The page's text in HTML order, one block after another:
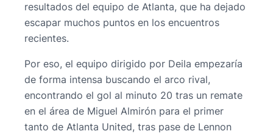
resultados del equipo de Atlanta, que ha dejado
escapar muchos puntos en los encuentros
recientes.
Por eso, el equipo dirigido por Deila empezaría
de forma intensa buscando el arco rival,
encontrando el gol al minuto 20 tras un remate
en el área de Miguel Almirón para el primer
tanto de Atlanta United, tras pase de Lennon